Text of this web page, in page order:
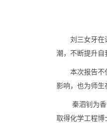
刘三女牙在
潮，不断提升自
本次报告不
影响，也为师
秦泗钊为
取得化学工程博